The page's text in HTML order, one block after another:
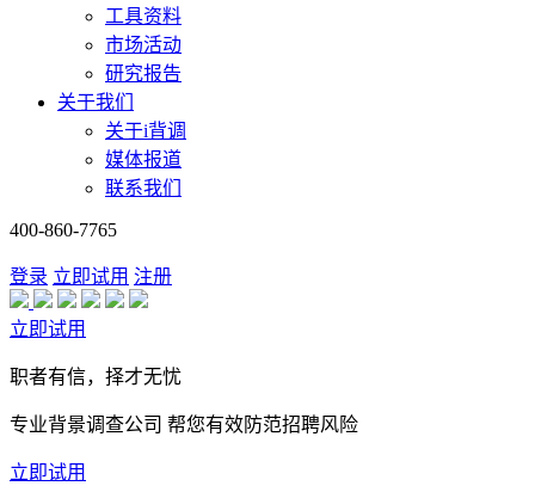
工具资料
市场活动
研究报告
关于我们
关于i背调
媒体报道
联系我们
400-860-7765
登录 立即试用 注册
立即试用
职者有信，择才无忧
专业背景调查公司 帮您有效防范招聘风险
立即试用